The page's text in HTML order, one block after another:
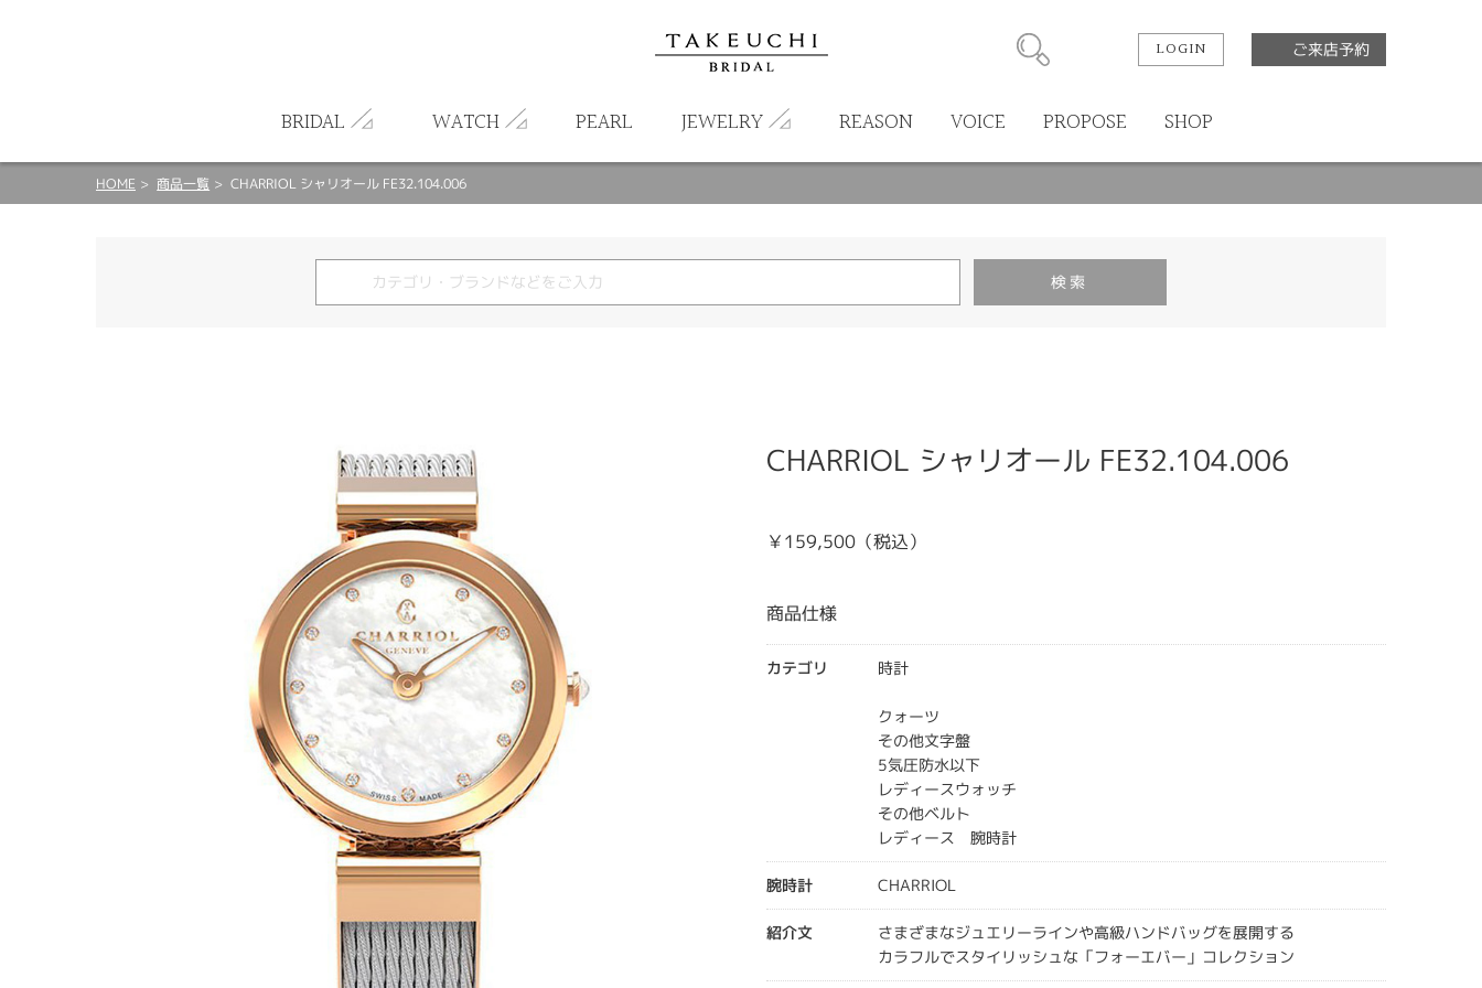
LOGIN ご来店予約
BRIDAL WATCH PEARL JEWELRY REASON VOICE PROPOSE SHOP
HOME 商品一覧 CHARRIOL シャリオール FE32.104.006
CHARRIOL シャリオール FE32.104.006
￥159,500（税込）
商品仕様
カテゴリ 時計
クォーツ
その他文字盤
5気圧防水以下
レディースウォッチ
その他ベルト
レディース 腕時計
腕時計 CHARRIOL
紹介文
さまざまなジュエリーラインや高級ハンドバッグを展開する
カラフルでスタイリッシュな「フォーエバー」コレクション